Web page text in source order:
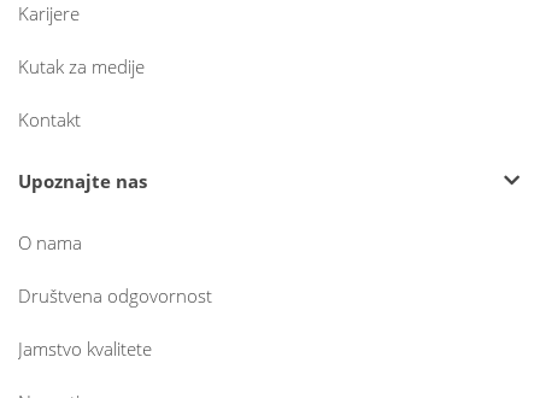
Karijere
Kutak za medije
Kontakt
Upoznajte nas
O nama
Društvena odgovornost
Jamstvo kvalitete